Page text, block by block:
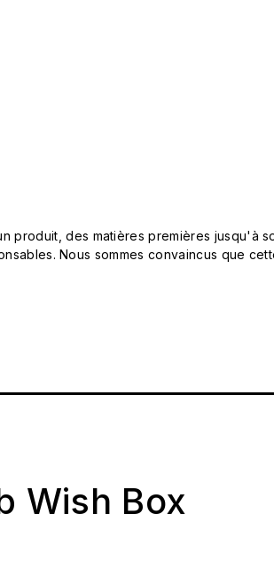
produit, des matières premières jusqu'à
Nous sommes convaincus que
Wish Box